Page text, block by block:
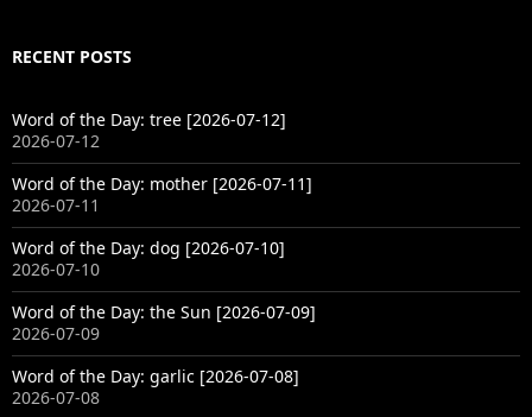
RECENT POSTS
Word of the Day: tree [2026-07-12]
2026-07-12
Word of the Day: mother [2026-07-11]
2026-07-11
Word of the Day: dog [2026-07-10]
2026-07-10
Word of the Day: the Sun [2026-07-09]
2026-07-09
Word of the Day: garlic [2026-07-08]
2026-07-08